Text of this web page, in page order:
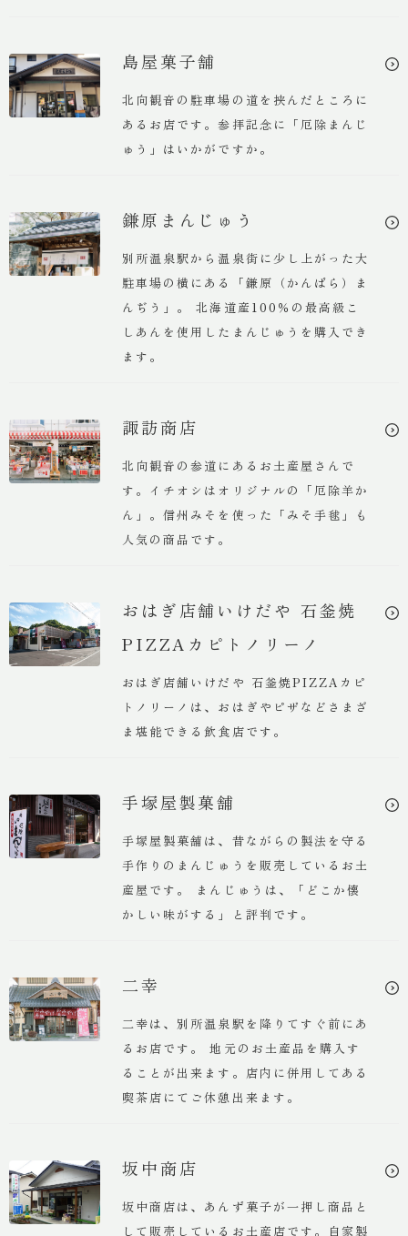
島屋菓子舗
北向観音の駐車場の道を挟んだところに
あるお店です。参拝記念に「厄除まんじ
ゅう」はいかがですか。
鎌原まんじゅう
別所温泉駅から温泉街に少し上がった大
駐車場の横にある「鎌原（かんばら）ま
んぢう」。 北海道産100％の最高級こ
しあんを使用したまんじゅうを購入でき
ます。
諏訪商店
北向観音の参道にあるお土産屋さんで
す。イチオシはオリジナルの「厄除羊か
ん」。信州みそを使った「みそ手毬」も
人気の商品です。
おはぎ店舗いけだや 石釜焼
PIZZAカピトノリーノ
おはぎ店舗いけだや 石釜焼PIZZAカピ
トノリーノは、おはぎやピザなどさまざ
ま堪能できる飲食店です。
手塚屋製菓舗
手塚屋製菓舗は、昔ながらの製法を守る
手作りのまんじゅうを販売しているお土
産屋です。 まんじゅうは、「どこか懐
かしい味がする」と評判です。
二幸
二幸は、別所温泉駅を降りてすぐ前にあ
るお店です。 地元のお土産品を購入す
ることが出来ます。店内に併用してある
喫茶店にてご休憩出来ます。
坂中商店
坂中商店は、あんず菓子が一押し商品と
して販売しているお土産店です。自家製